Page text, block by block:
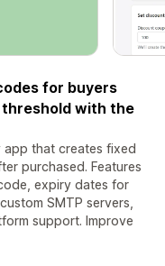
for buyers
threshold with the
app that creates fixed
purchased. Features
expiry dates for
SMTP servers,
support. Improve